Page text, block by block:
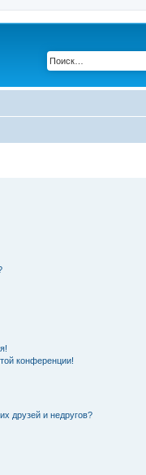
конференции!
друзей и недругов?